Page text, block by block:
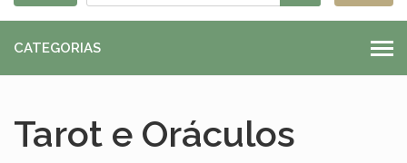
CATEGORIAS
Tarot e Oráculos